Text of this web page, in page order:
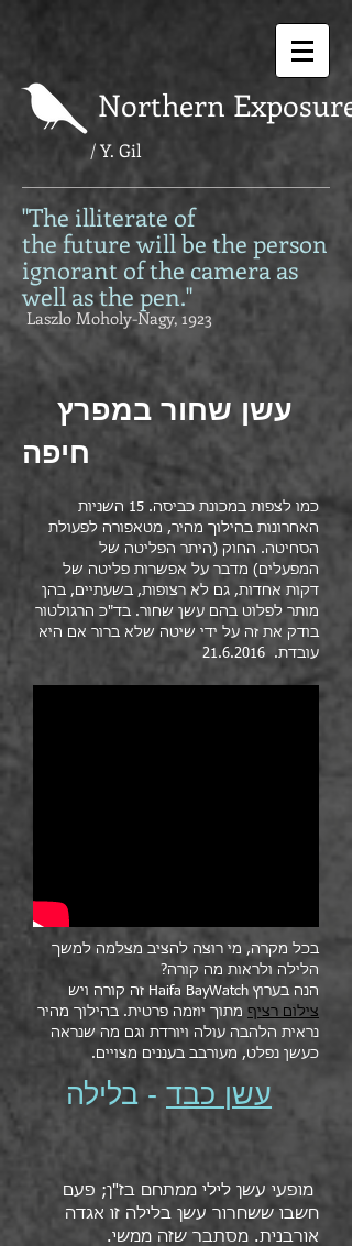
Northern Exposure
/ Y. Gil
"The illiterate of
the future will be the person
ignorant of the camera as
well as the pen."
Laszlo Moholy-Nagy, 1923
עשן שחור במפרץ
חיפה
עשן כבד - בלילה
כמו לצפות במכונת כביסה. 15 השניות
האחרונות בהילוך מהיר, מטאפורה לפעולת
הסחיטה. החוק (היתר הפליטה של
המפעלים) מדבר על אפשרות פליטה של
דקות אחדות, גם לא רצופות, בשעתיים, בהן
מותר לפלוט בהם עשן שחור. בד"כ הרגולטור
בודק את זה על ידי שיטה שלא ברור אם היא
עובדת. 21.6.2016
בכל מקרה, מי רוצה להציב מצלמה למשך
הלילה ולראות מה קורה?
הנה בערוץ Haifa BayWatch זה קורה ויש
צילום רציף מתוך יוזמה פרטית. בהילוך מהיר
נראית הלהבה עולה ויורדת וגם מה שנראה
כעשן נפלט, מעורבב בעננים מצויים.
מופעי עשן לילי ממתחם בז"ן; פעם
חשבו ששחרור עשן בלילה זו אגדה
אורבנית. מסתבר שזה ממשי.